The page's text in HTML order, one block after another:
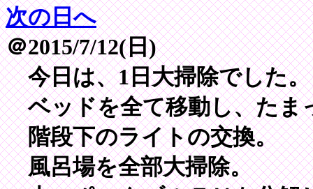
次の日へ
＠2015/7/12(日)
今日は、1日大掃除でした。
ベッドを全て移動し、たま
階段下のライトの交換。
風呂場を全部大掃除。